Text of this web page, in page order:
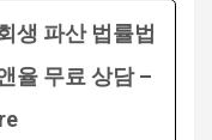
생 파산 법률법
율 무료 상담 –